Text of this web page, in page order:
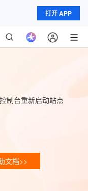
打开 APP
制台重新启动站点
文档>>